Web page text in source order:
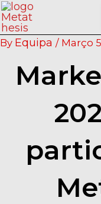
Skip
to
content
By Equipa / Março
Post
navigation